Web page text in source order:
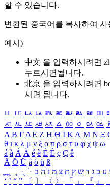
할 수 있습니다.
변환된 중국어를 복사하여
예시)
中文 을 입력하시려면
누르시면됩니다.
北京 을 입력하시려면
시면 됩니다.
ㅥ ㅦ ㅧ ㅨ ㅩ ㅪ ㅫ ㅬ ㅭ ㅮ
ㅺ ㅻ ㅼ ㅽ ㅾ ㅿ ㆀ ㆁ ㆂ ㆃ
Α Β ΓΔ Ε Ζ Η Θ Ι ΚΛ Μ Ν Ξ
θ ι κ λ μ ν ξ ο π ρ σ τ υ φ χ ψ ω
á à Á À é è É È ç Ç ê
Ä Ö Ü ä ö ü ß
ִֶֹ ֻּ ׁׂ ע כ ג ד ש ץ ת צ מ נ ה ב
‘ ’ “ ” 〔 〕 〈 〉 「 」 『 』